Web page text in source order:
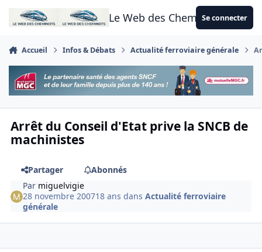
Aller au contenu
Le Web des CheminotsSe connecter
Accueil Infos & Débats Actualité ferroviaire générale
Arrêt du Conseil d'Etat prive la SNCB de
machinistes
Partager
Abonnés
Par miguelvigie
28 novembre 200718 ans dansActualité ferroviaire
générale